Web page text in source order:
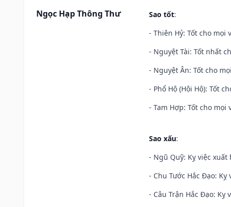
Ngọc Hạp Thông Thư Sao tốt:
- Thiên Hỷ: Tốt cho
- Nguyệt Tài: Tốt nhất
- Nguyệt Ân: Tốt cho
- Phổ Hộ (Hội Hộ): Tốt
- Tam Hợp: Tốt cho mọi
Sao xấu:
- Ngũ Quỹ: Kỵ việc xuất
- Chu Tước Hắc Đạo:
- Câu Trận Hắc Đạo: Kỵ